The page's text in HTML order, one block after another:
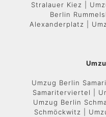
Stralauer Kiez |
Berlin
Alexanderplatz |
Umzug Berlin
Samariterviertel |
Umzug Berlin
Schmöckwitz |